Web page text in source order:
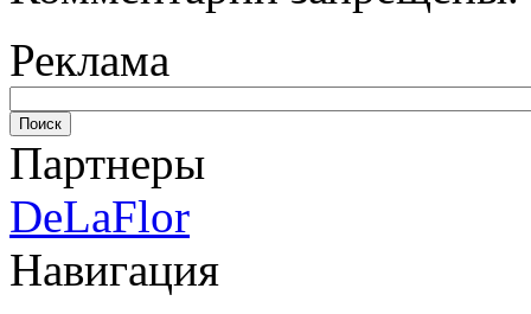
Реклама
Партнеры
DeLaFlor
Навигация